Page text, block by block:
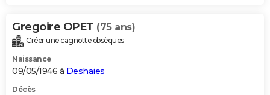
Gregoire OPET (75 ans)
Créer une cagnotte obsèques
Naissance
09/05/1946 à Deshaies
Décès